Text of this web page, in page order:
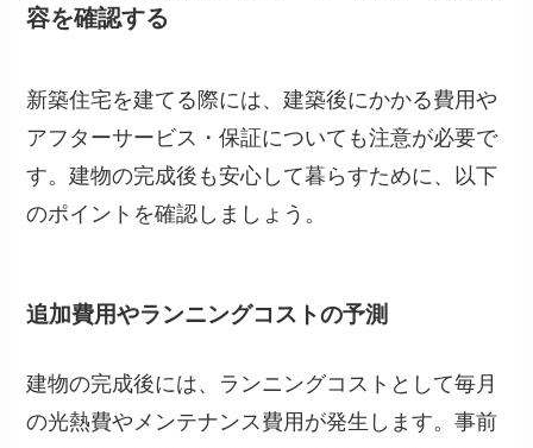
容を確認する
新築住宅を建てる際には、建築後にかかる費用や
アフターサービス・保証についても注意が必要で
す。建物の完成後も安心して暮らすために、以下
のポイントを確認しましょう。
追加費用やランニングコストの予測
建物の完成後には、ランニングコストとして毎月
の光熱費やメンテナンス費用が発生します。事前